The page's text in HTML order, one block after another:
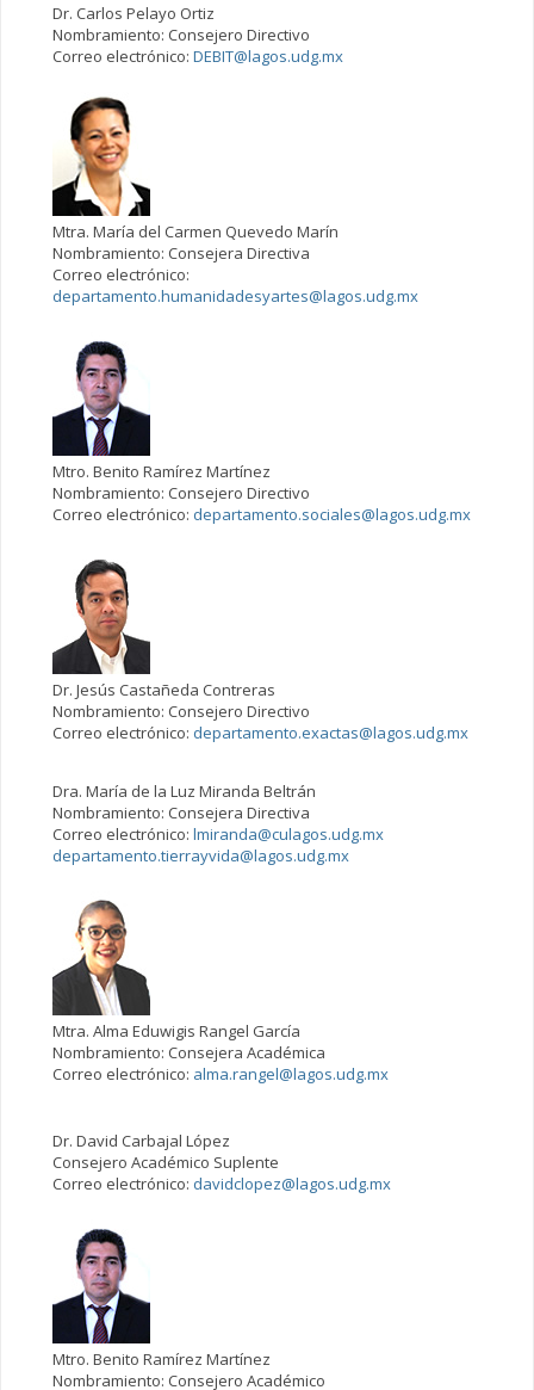
Dr. Carlos Pelayo Ortiz
Nombramiento: Consejero Directivo
Correo electrónico: DEBIT@lagos.udg.mx
Mtra. María del Carmen Quevedo Marín
Nombramiento: Consejera Directiva
Correo electrónico:
departamento.humanidadesyartes@lagos.udg.mx
Mtro. Benito Ramírez Martínez
Nombramiento: Consejero Directivo
Correo electrónico: departamento.sociales@lagos.udg.mx
Dr. Jesús Castañeda Contreras
Nombramiento: Consejero Directivo
Correo electrónico: departamento.exactas@lagos.udg.mx
Dra. María de la Luz Miranda Beltrán
Nombramiento: Consejera Directiva
Correo electrónico: lmiranda@culagos.udg.mx
departamento.tierrayvida@lagos.udg.mx
Mtra. Alma Eduwigis Rangel García
Nombramiento: Consejera Académica
Correo electrónico: alma.rangel@lagos.udg.mx
Dr. David Carbajal López
Consejero Académico Suplente
Correo electrónico: davidclopez@lagos.udg.mx
Mtro. Benito Ramírez Martínez
Nombramiento: Consejero Académico